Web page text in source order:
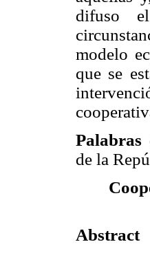
difuso
modelo
que se
Palabras
de la
Abstract